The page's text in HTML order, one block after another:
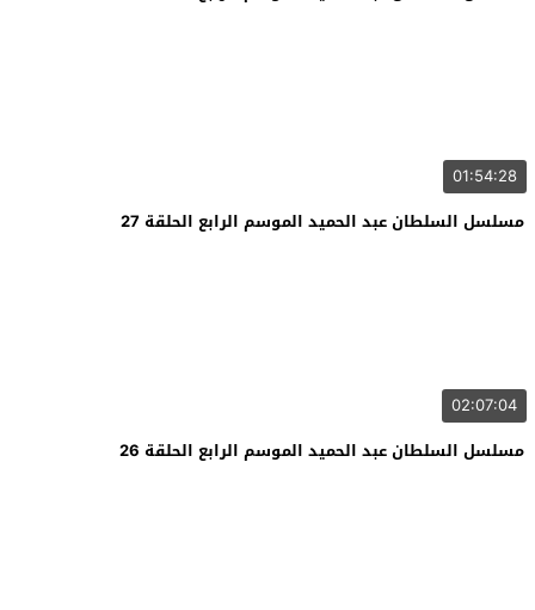
01:54:28
مسلسل السلطان عبد الحميد الموسم الرابع الحلقة 27
02:07:04
مسلسل السلطان عبد الحميد الموسم الرابع الحلقة 26